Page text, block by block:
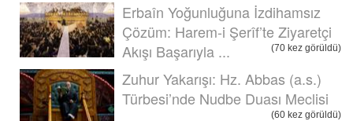
Erbaîn Yoğunluğuna İzdihamsız
Çözüm: Harem-i Şerîf’te Ziyaretçi
Akışı Başarıyla ...
(70 kez görüldü)
Zuhur Yakarışı: Hz. Abbas (a.s.)
Türbesi’nde Nudbe Duası Meclisi
(60 kez görüldü)